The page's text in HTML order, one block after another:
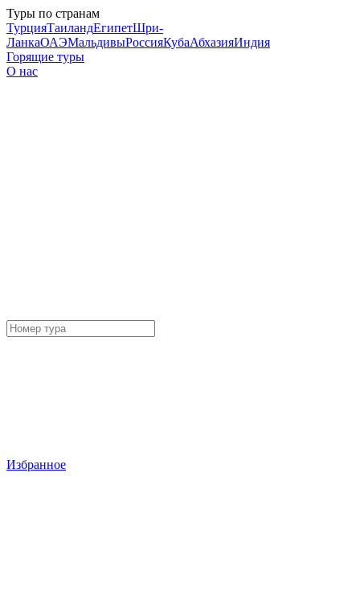
Туры по странам
ТурцияТаиландЕгипетШри-
ЛанкаОАЭМальдивыРоссияКубаАбхазияИндия
Горящие туры
О нас
Избранное